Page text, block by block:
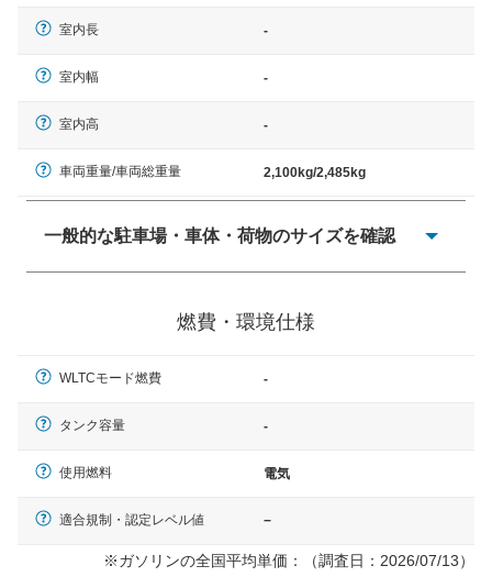
室内長 -
室内幅 -
室内高 -
車両重量/車両総重量 2,100kg/2,485kg
一般的な駐車場・車体・荷物のサイズを確認
× 長さ 5,000mm 車路幅 5,000mmというサイズが標準値
燃費・環境仕様
WLTCモード燃費 -
タンク容量 -
使用燃料 電気
適合規制・認定レベル値 −
※ガソリンの全国平均単価：（調査日：2026/07/13）